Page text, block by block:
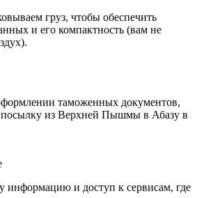
груз, чтобы обеспечить
и его компактность (вам не
таможенных документов,
посылку из Верхней Пышмы в Абазу в
информацию и доступ к сервисам, где